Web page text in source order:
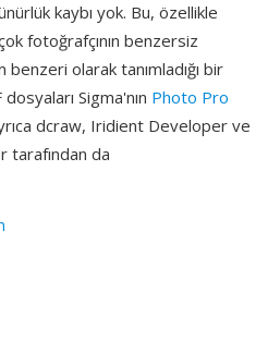
kaybı yok. Bu, özellikle
fotoğrafçının benzersiz
olarak tanımladığı bir
Sigma'nın Photo Pro
dcraw, Iridient Developer ve
tarafından da